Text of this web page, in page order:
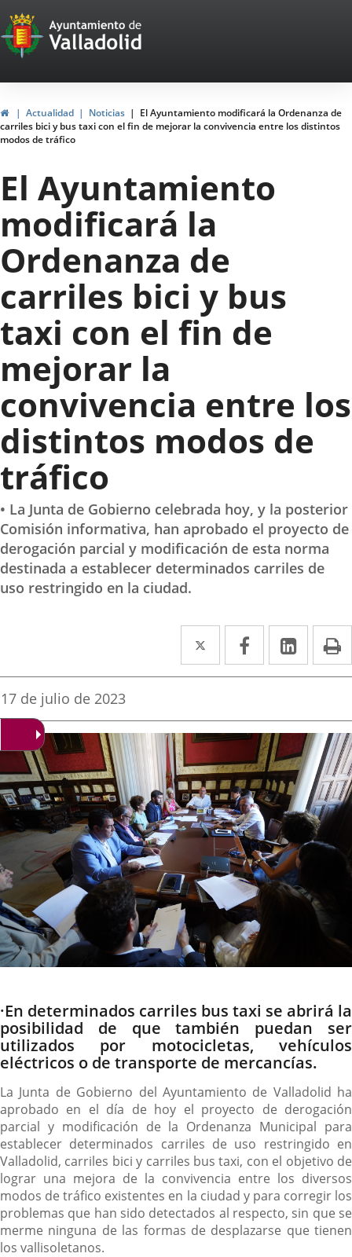
Portal
Web
del
Ayuntamiento
de
Valladolid
InicioActualidad Noticias
El Ayuntamiento modificará la Ordenanza de
carriles bici y bus taxi con el fin de mejorar la convivencia entre los distintos
modos de tráfico
El Ayuntamiento
modificará la
Ordenanza de
carriles bici y bus
taxi con el fin de
mejorar la
convivencia entre los
distintos modos de
tráfico
• La Junta de Gobierno celebrada hoy, y la posterior
Comisión informativa, han aprobado el proyecto de
derogación parcial y modificación de esta norma
destinada a establecer determinados carriles de
uso restringido en la ciudad.
Twitter
Enlace
a
aplicación
externa.
Facebook
Enlace
a
aplicación
externa.
Enlace
a
Fecha
noticia
17 de julio de 2023
Descripción
·En determinados carriles bus taxi se abrirá la
posibilidad de que también puedan ser
utilizados por motocicletas, vehículos
eléctricos o de transporte de mercancías.
La Junta de Gobierno del Ayuntamiento de Valladolid ha
aprobado en el día de hoy el proyecto de derogación
parcial y modificación de la Ordenanza Municipal para
establecer determinados carriles de uso restringido en
Valladolid, carriles bici y carriles bus taxi, con el objetivo de
lograr una mejora de la convivencia entre los diversos
modos de tráfico existentes en la ciudad y para corregir los
problemas que han sido detectados al respecto, sin que se
merme ninguna de las formas de desplazarse que tienen
los vallisoletanos.